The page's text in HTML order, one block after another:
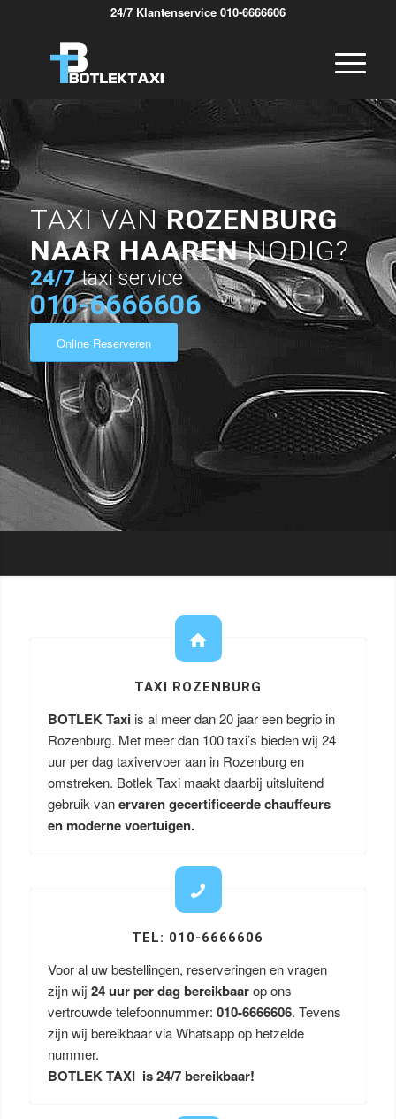
24/7 Klantenservice 010-6666606
TAXI VANROZENBURG
NAAR HAARENNODIG?
24/7 taxi service
010-6666606
Online Reserveren
TAXI ROZENBURG
BOTLEK Taxi is al meer dan 20 jaar een begrip in
Rozenburg. Met meer dan 100 taxi’s bieden wij 24
uur per dag taxivervoer aan in Rozenburg en
omstreken. Botlek Taxi maakt daarbij uitsluitend
gebruik vanervaren gecertificeerde chauffeurs
en moderne voertuigen.
TEL: 010-6666606
Voor al uw bestellingen, reserveringen en vragen
zijn wij 24 uur per dag bereikbaarop ons
vertrouwde telefoonnummer: 010-6666606. Tevens
zijn wij bereikbaar via Whatsapp op hetzelde
nummer.
BOTLEK TAXI is 24/7 bereikbaar!